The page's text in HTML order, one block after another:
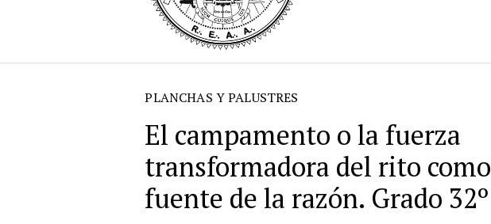
PLANCHAS Y PALUSTRES
El campamento o la fuerza
transformadora del rito como
fuente de la razón. Grado 32º